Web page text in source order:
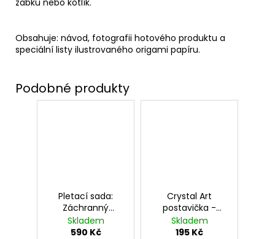
Obsahuje: návod, fotografii hotového produktu a
speciální listy ilustrovaného origami papíru.
Pletací sada:
Záchranný
autobus, Harry
Potter
Skladem
590 Kč
Crystal Art
postavička -
profesorka
McGonagallová,
Skladem
195 Kč
OBRACEČ
ČASU,
HARRY
Kč